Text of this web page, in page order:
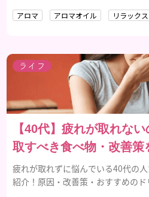
アロマ アロマオイル リラックス
ライフ
【40代】疲れが取れな
取すべき食べ物・改善策
疲れが取れずに悩んでいる40代の
紹介！原因・改善策・おすすめの